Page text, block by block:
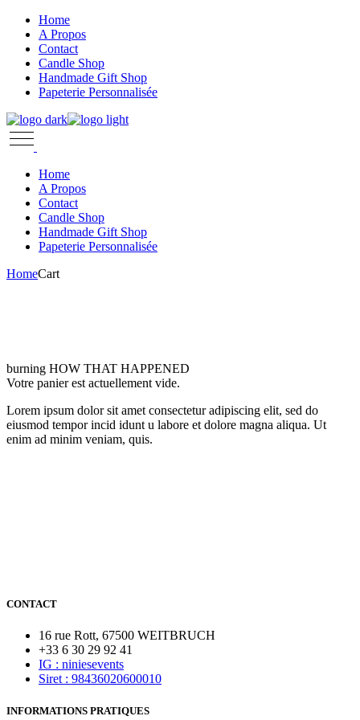
Skip
content
Home
A Propos
Contact
Candle Shop
Handmade Gift Shop
Papeterie Personnalisée
Home
A Propos
Contact
Candle Shop
Handmade Gift Shop
Papeterie Personnalisée
HomeCart
burning HOW THAT HAPPENED
Votre panier est actuellement vide.
Lorem ipsum dolor sit amet consectetur adipiscing elit, sed do
eiusmod tempor incid idunt u labore et dolore magna aliqua. Ut
enim ad minim veniam, quis.
CONTACT
16 rue Rott, 67500 WEITBRUCH
+33 6 30 29 92 41
IG : niniesevents
Siret : 98436020600010
INFORMATIONS PRATIQUES